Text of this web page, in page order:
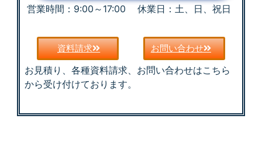
営業時間：9:00～17:00 休業日：土、日、祝日
資料請求 お問い合わせ
お見積り、各種資料請求、お問い合わせはこちら
から受け付けております。